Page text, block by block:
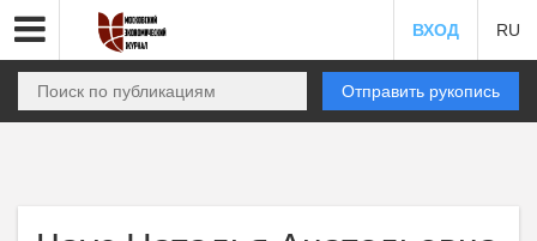
ВХОД RU
Отправить рукопись